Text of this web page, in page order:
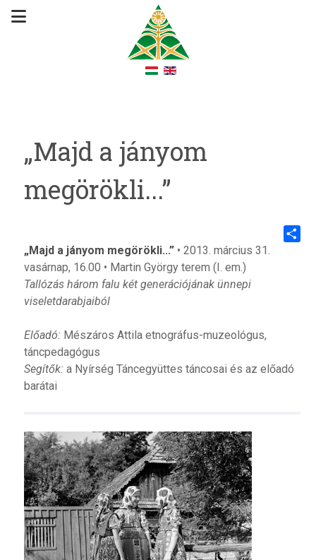
„Majd a jányom
megörökli...”
„Majd a jányom megörökli...”• 2013. március 31.
vasárnap, 16.00 • Martin György terem (I. em.)
Tallózás három falu két generációjának ünnepi
viseletdarabjaiból
Előadó: Mészáros Attila etnográfus-muzeológus,
táncpedagógus
Segítők: a Nyírség Táncegyüttes táncosai és az előadó
barátai